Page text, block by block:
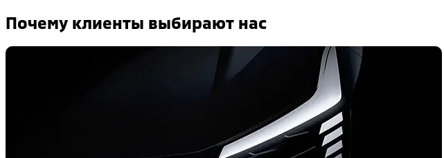
Почему клиенты выбирают нас